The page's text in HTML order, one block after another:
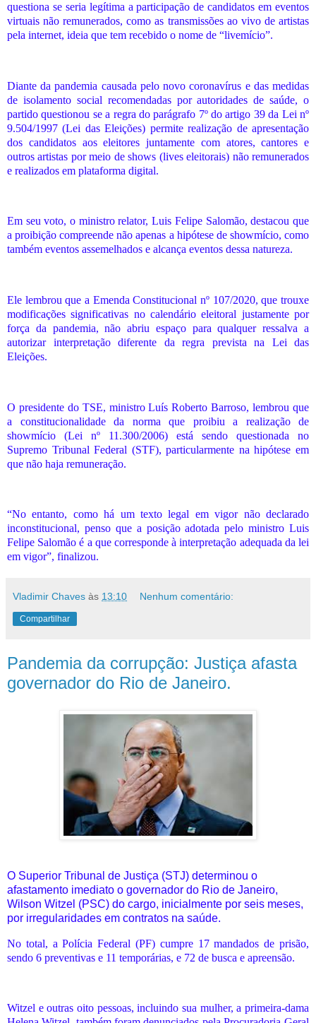
questiona se seria legítima a participação de candidatos em eventos
virtuais não remunerados, como as transmissões ao vivo de artistas
pela internet, ideia que tem recebido o nome de “livemício”.
Diante da pandemia causada pelo novo coronavírus e das medidas
de isolamento social recomendadas por autoridades de saúde, o
partido questionou se a regra do parágrafo 7º do artigo 39 da Lei nº
9.504/1997 (Lei das Eleições) permite realização de apresentação
dos candidatos aos eleitores juntamente com atores, cantores e
outros artistas por meio de shows (lives eleitorais) não remunerados
e realizados em plataforma digital.
Em seu voto, o ministro relator, Luis Felipe Salomão, destacou que
a proibição compreende não apenas a hipótese de showmício, como
também eventos assemelhados e alcança eventos dessa natureza.
Ele lembrou que a Emenda Constitucional nº 107/2020, que trouxe
modificações significativas no calendário eleitoral justamente por
força da pandemia, não abriu espaço para qualquer ressalva a
autorizar interpretação diferente da regra prevista na Lei das
Eleições.
O presidente do TSE, ministro Luís Roberto Barroso, lembrou que
a constitucionalidade da norma que proibiu a realização de
showmício (Lei nº 11.300/2006) está sendo questionada no
Supremo Tribunal Federal (STF), particularmente na hipótese em
que não haja remuneração.
“No entanto, como há um texto legal em vigor não declarado
inconstitucional, penso que a posição adotada pelo ministro Luis
Felipe Salomão é a que corresponde à interpretação adequada da lei
em vigor”, finalizou.
Vladimir Chaves às 13:10 Nenhum comentário:
Compartilhar
Pandemia da corrupção: Justiça afasta
governador do Rio de Janeiro.
O Superior Tribunal de Justiça (STJ) determinou o
afastamento imediato o governador do Rio de Janeiro,
Wilson Witzel (PSC) do cargo, inicialmente por seis meses,
por irregularidades em contratos na saúde.
No total, a Polícia Federal (PF) cumpre 17 mandados de prisão,
sendo 6 preventivas e 11 temporárias, e 72 de busca e apreensão.
Witzel e outras oito pessoas, incluindo sua mulher, a primeira-dama